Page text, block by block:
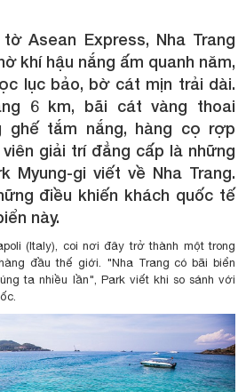
Asean Express, Nha Trang
khí hậu nắng ấm quanh năm,
lục bảo, bờ cát mịn trải dài.
6 km, bãi cát vàng thoai
ghế tắm nắng, hàng cọ rợp
giải trí đẳng cấp là những
Myung-gi viết về Nha Trang.
điều khiến khách quốc tế
này.
(Italy), coi nơi đây trở thành một trong
đầu thế giới. "Nha Trang có bãi biển
ta nhiều lần", Park viết khi so sánh với